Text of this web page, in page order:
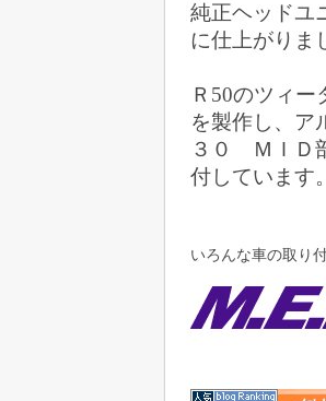
純正ヘッドユ
に仕上がりま
Ｒ50のツィ
を製作し、ア
３０ ＭＩＤ
付しています
いろんな車の取り